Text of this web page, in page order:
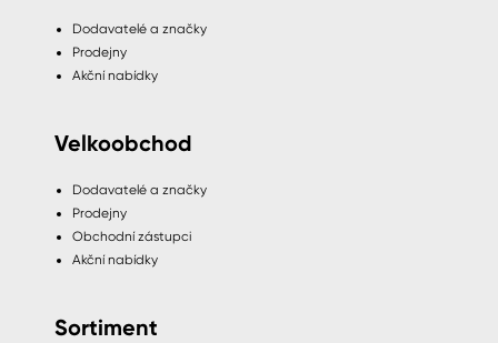
Dodavatelé a značky
Prodejny
Akční nabídky
Velkoobchod
Dodavatelé a značky
Prodejny
Obchodní zástupci
Akční nabídky
Sortiment